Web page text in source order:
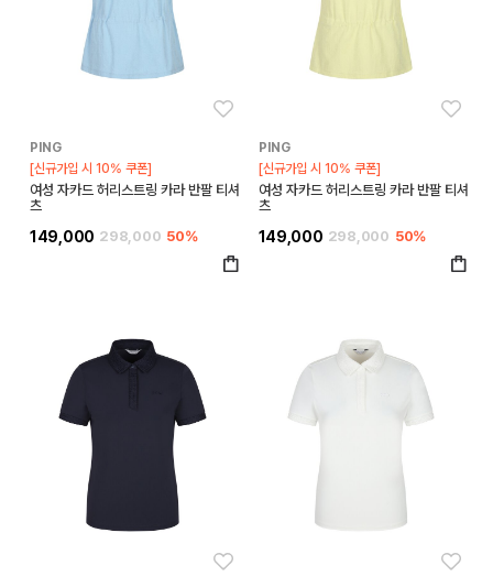
PING
[신규가입 시 10% 쿠폰]
여성 자카드 허리스트링 카라 반팔 티셔
츠
149,000 298,000 50%
PING
[신규가입 시 10% 쿠폰]
여성 자카드 허리스트링 카라 반팔 티셔
츠
149,000 298,000 50%